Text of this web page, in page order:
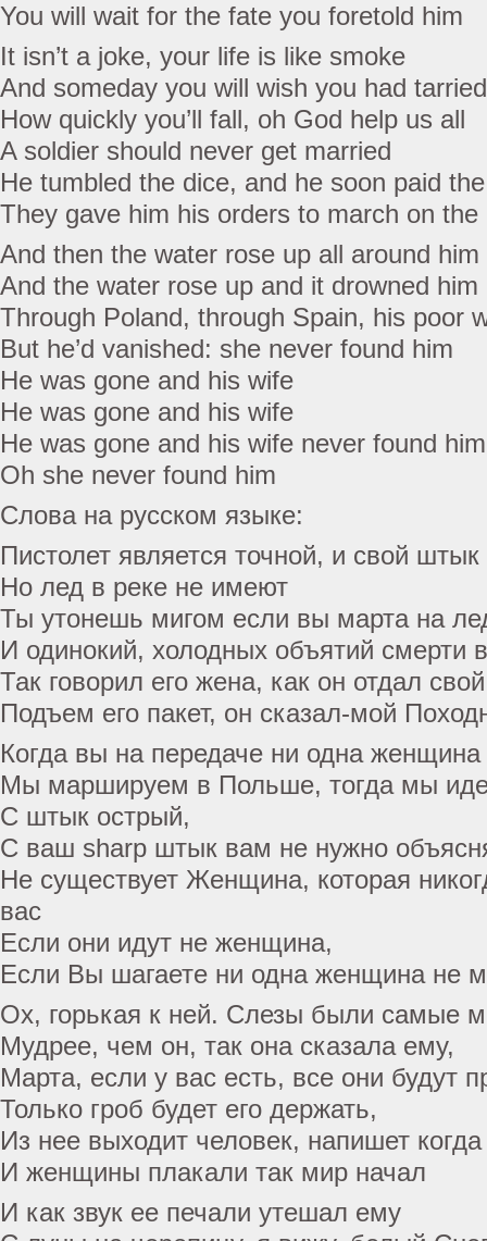
You will wait for the fate you foretold him
It isn’t a joke, your life is like smoke
And someday you will wish you had tarried
How quickly you’ll fall, oh God help us all
A soldier should never get married
He tumbled the dice, and he soon paid
They gave him his orders to march on the
And then the water rose up all around him
And the water rose up and it drowned him
Through Poland, through Spain, his poor
But he’d vanished: she never found him
He was gone and his wife
He was gone and his wife
He was gone and his wife never found him
Oh she never found him
Слова на русском языке:
Пистолет является точной, и свой штык
Но лед в реке не имеют
Ты утонешь мигом если вы марта на
И одинокий, холодных объятий смерти
Так говорил его жена, как он отдал
Подъем его пакет, он сказал-мой
Когда вы на передаче ни одна женщина
Мы маршируем в Польше, тогда мы
С штык острый,
С ваш sharp штык вам не нужно
Не существует Женщина, которая
вас
Если они идут не женщина,
Если Вы шагаете ни одна женщина не
Ох, горькая к ней. Слезы были самые
Мудрее, чем он, так она сказала ему,
Марта, если у вас есть, все они будут
Только гроб будет его держать,
Из нее выходит человек, напишет
И женщины плакали так мир начал
И как звук ее печали утешал ему